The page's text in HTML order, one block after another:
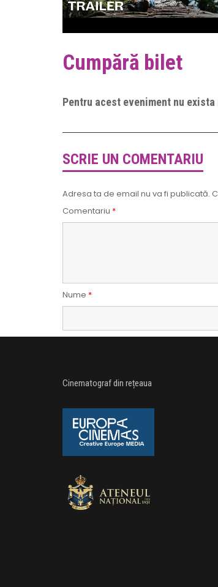
Cumpără bilet
Pentru acest eveniment nu
SCRIE UN COMENTARIU
Adresa ta de email nu va fi publicată.
Comentariu *
Nume *
Cinematograf din rețeaua